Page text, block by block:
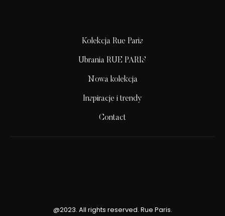
Kolekcja Rue Paris
Ubrania RUE PARIS
Nowa kolekcja
Inspiracje i trendy
Contact
@2023. All rights reserved. Rue Paris.